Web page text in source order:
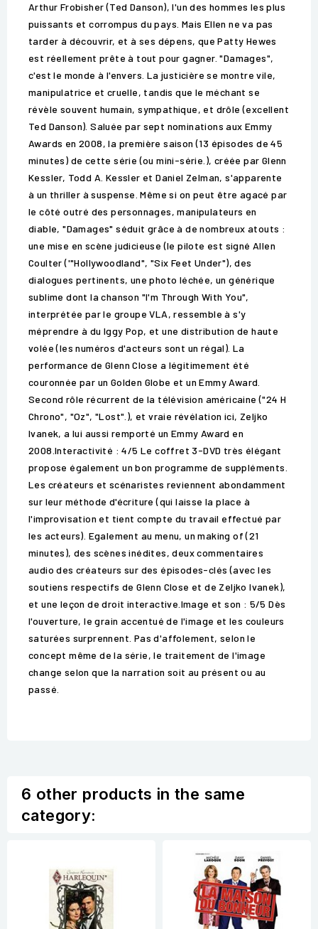
Arthur Frobisher (Ted Danson), l'un des hommes les plus
puissants et corrompus du pays. Mais Ellen ne va pas
tarder à découvrir, et à ses dépens, que Patty Hewes
est réellement prête à tout pour gagner. "Damages",
c'est le monde à l'envers. La justicière se montre vile,
manipulatrice et cruelle, tandis que le méchant se
révèle souvent humain, sympathique, et drôle (excellent
Ted Danson). Saluée par sept nominations aux Emmy
Awards en 2008, la première saison (13 épisodes de 45
minutes) de cette série (ou mini-série.), créée par Glenn
Kessler, Todd A. Kessler et Daniel Zelman, s'apparente
à un thriller à suspense. Même si on peut être agacé par
le côté outré des personnages, manipulateurs en
diable, "Damages" séduit grâce à de nombreux atouts :
une mise en scène judicieuse (le pilote est signé Allen
Coulter ('"Hollywoodland", "Six Feet Under"), des
dialogues pertinents, une photo léchée, un générique
sublime dont la chanson "I'm Through With You",
interprétée par le groupe VLA, ressemble à s'y
méprendre à du Iggy Pop, et une distribution de haute
volée (les numéros d'acteurs sont un régal). La
performance de Glenn Close a légitimement été
couronnée par un Golden Globe et un Emmy Award.
Second rôle récurrent de la télévision américaine ("24 H
Chrono", "Oz", "Lost".), et vraie révélation ici, Zeljko
Ivanek, a lui aussi remporté un Emmy Award en
2008.Interactivité : 4/5 Le coffret 3-DVD très élégant
propose également un bon programme de suppléments.
Les créateurs et scénaristes reviennent abondamment
sur leur méthode d'écriture (qui laisse la place à
l'improvisation et tient compte du travail effectué par
les acteurs). Egalement au menu, un making of (21
minutes), des scènes inédites, deux commentaires
audio des créateurs sur des épisodes-clés (avec les
soutiens respectifs de Glenn Close et de Zeljko Ivanek),
et une leçon de droit interactive.Image et son : 5/5 Dès
l'ouverture, le grain accentué de l'image et les couleurs
saturées surprennent. Pas d'affolement, selon le
concept même de la série, le traitement de l'image
change selon que la narration soit au présent ou au
passé.
6 other products in the same
category: